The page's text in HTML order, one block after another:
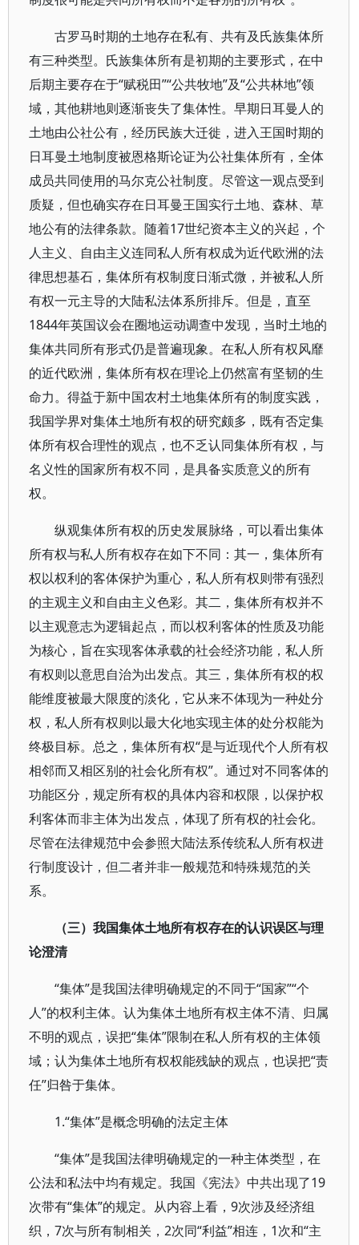
古罗马时期的土地存在私有、共有及氏族集体所
有三种类型。氏族集体所有是初期的主要形式，在中
后期主要存在于“赋税田”“公共牧地”及“公共林地”领
域，其他耕地则逐渐丧失了集体性。早期日耳曼人的
土地由公社公有，经历民族大迁徙，进入王国时期的
日耳曼土地制度被恩格斯论证为公社集体所有，全体
成员共同使用的马尔克公社制度。尽管这一观点受到
质疑，但也确实存在日耳曼王国实行土地、森林、草
地公有的法律条款。随着17世纪资本主义的兴起，个
人主义、自由主义连同私人所有权成为近代欧洲的法
律思想基石，集体所有权制度日渐式微，并被私人所
有权一元主导的大陆私法体系所排斥。但是，直至
1844年英国议会在圈地运动调查中发现，当时土地的
集体共同所有形式仍是普遍现象。在私人所有权风靡
的近代欧洲，集体所有权在理论上仍然富有坚韧的生
命力。得益于新中国农村土地集体所有的制度实践，
我国学界对集体土地所有权的研究颇多，既有否定集
体所有权合理性的观点，也不乏认同集体所有权，与
名义性的国家所有权不同，是具备实质意义的所有
权。
纵观集体所有权的历史发展脉络，可以看出集体
所有权与私人所有权存在如下不同：其一，集体所有
权以权利的客体保护为重心，私人所有权则带有强烈
的主观主义和自由主义色彩。其二，集体所有权并不
以主观意志为逻辑起点，而以权利客体的性质及功能
为核心，旨在实现客体承载的社会经济功能，私人所
有权则以意思自治为出发点。其三，集体所有权的权
能维度被最大限度的淡化，它从来不体现为一种处分
权，私人所有权则以最大化地实现主体的处分权能为
终极目标。总之，集体所有权“是与近现代个人所有权
相邻而又相区别的社会化所有权”。通过对不同客体的
功能区分，规定所有权的具体内容和权限，以保护权
利客体而非主体为出发点，体现了所有权的社会化。
尽管在法律规范中会参照大陆法系传统私人所有权进
行制度设计，但二者并非一般规范和特殊规范的关
系。
（三）我国集体土地所有权存在的认识误区与理
论澄清
“集体”是我国法律明确规定的不同于“国家”“个
人”的权利主体。认为集体土地所有权主体不清、归属
不明的观点，误把“集体”限制在私人所有权的主体领
域；认为集体土地所有权权能残缺的观点，也误把“责
任”归咎于集体。
1.“集体”是概念明确的法定主体
“集体”是我国法律明确规定的一种主体类型，在
公法和私法中均有规定。我国《宪法》中共出现了19
次带有“集体”的规定。从内容上看，9次涉及经济组
织，7次与所有制相关，2次同“利益”相连，1次和“主